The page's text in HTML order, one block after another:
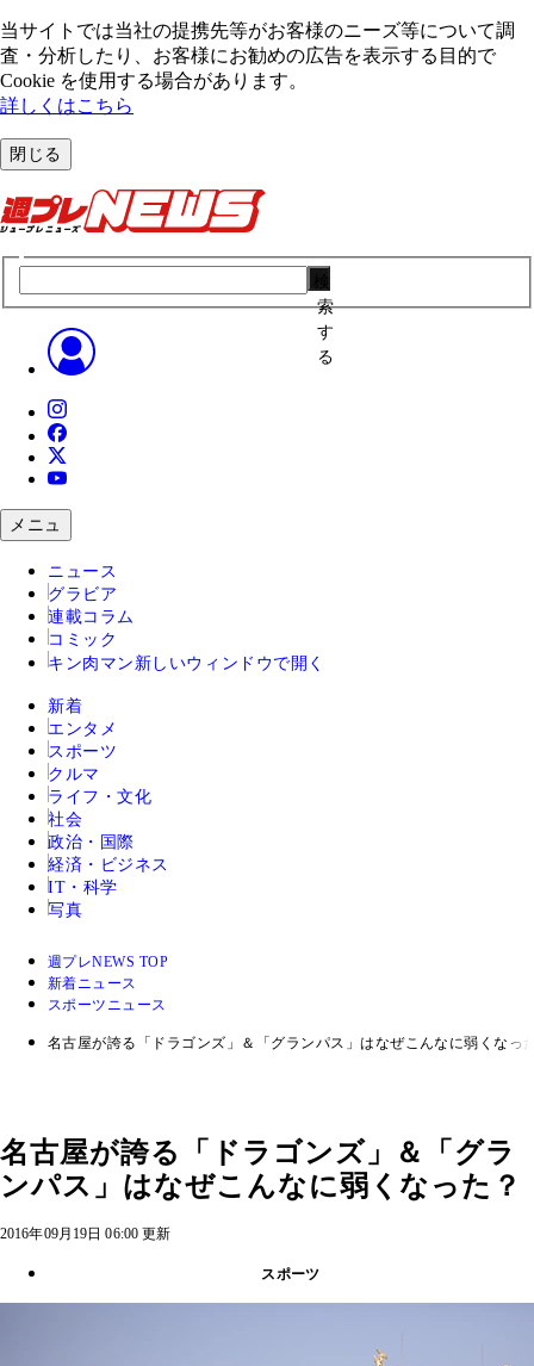
当サイトでは当社の提携先等がお客様のニーズ等について調
査・分析したり、お客様にお勧めの広告を表⽰する⽬的で
Cookie を使⽤する場合があります。
詳しくはこちら
閉じる
索
す
る
メニュ
ニュース
グラビア
連載コラム
コミック
キン肉マン 新しいウィンドウで開く
新着
エンタメ
スポーツ
クルマ
ライフ・文化
社会
政治・国際
経済・ビジネス
IT・科学
写真
週プレNEWS TOP
新着ニュース
スポーツニュース
名古屋が誇る「ドラゴンズ」＆「グランパス」はなぜこんなに弱くなっ
名古屋が誇る「ドラゴンズ」＆「グラ
ンパス」はなぜこんなに弱くなった？
2016年09月19日 06:00 更新
スポーツ